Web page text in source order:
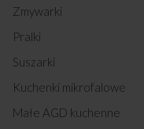
Zmywarki
Pralki
Suszarki
Kuchenki mikrofalowe
Małe AGD kuchenne